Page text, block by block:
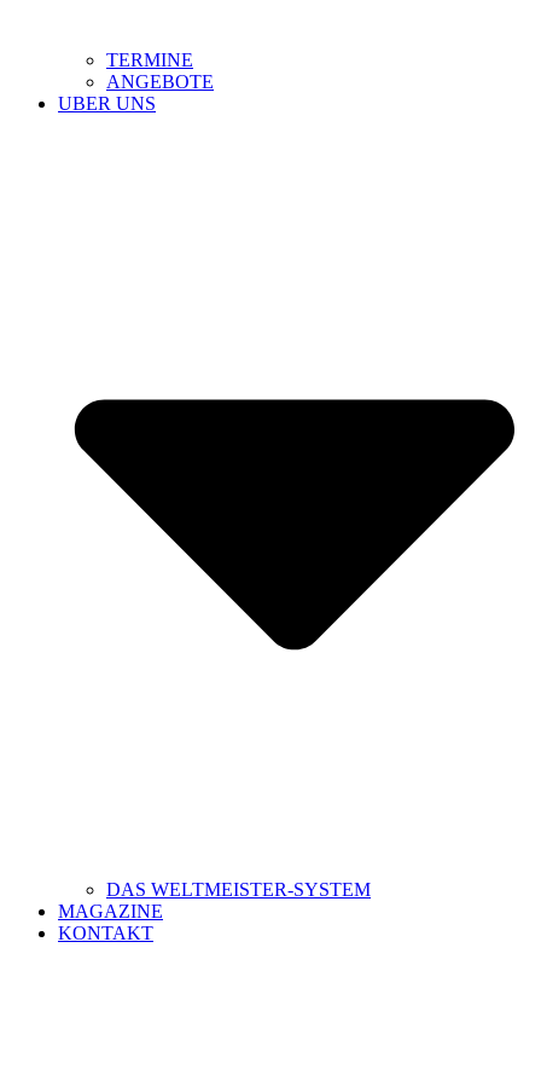
TERMINE
ANGEBOTE
UBER UNS
DAS WELTMEISTER-SYSTEM
MAGAZINE
KONTAKT